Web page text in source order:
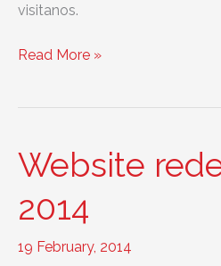
visitanos.
Comienzo
2017
Read More »
Website
2014
19 February, 2014